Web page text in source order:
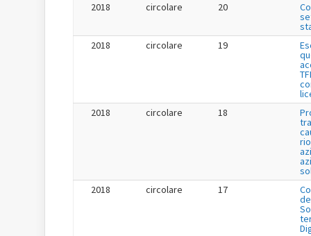
2018
circolare 20
2018
circolare 19
2018
circolare 18
2018
circolare 17